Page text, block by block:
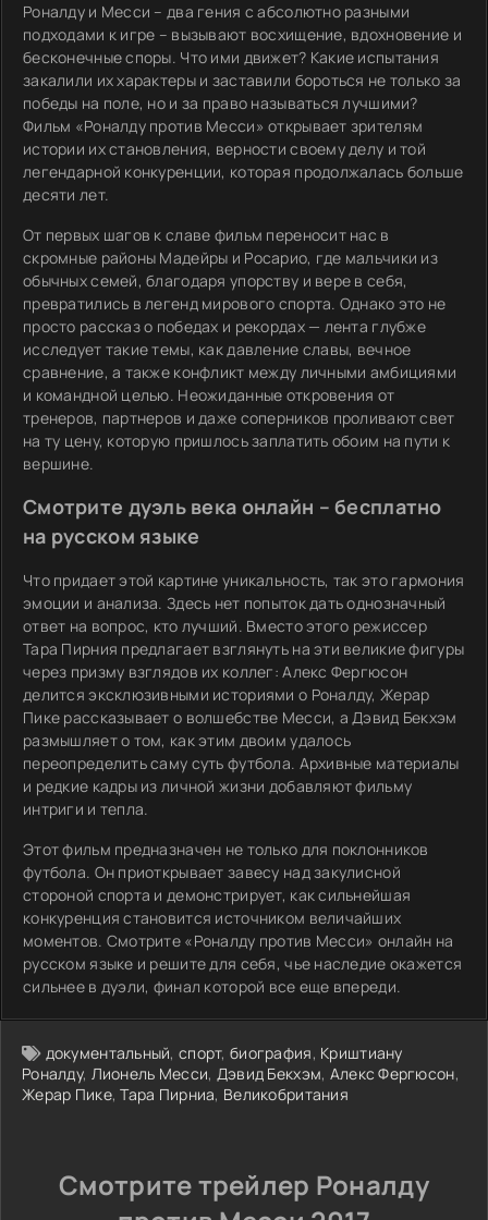
Роналду и Месси – два гения с абсолютно разными
подходами к игре – вызывают восхищение, вдохновение и
бесконечные споры. Что ими движет? Какие испытания
закалили их характеры и заставили бороться не только за
победы на поле, но и за право называться лучшими?
Фильм «Роналду против Месси» открывает зрителям
истории их становления, верности своему делу и той
легендарной конкуренции, которая продолжалась больше
десяти лет.
От первых шагов к славе фильм переносит нас в
скромные районы Мадейры и Росарио, где мальчики из
обычных семей, благодаря упорству и вере в себя,
превратились в легенд мирового спорта. Однако это не
просто рассказ о победах и рекордах — лента глубже
исследует такие темы, как давление славы, вечное
сравнение, а также конфликт между личными амбициями
и командной целью. Неожиданные откровения от
тренеров, партнеров и даже соперников проливают свет
на ту цену, которую пришлось заплатить обоим на пути к
вершине.
Смотрите дуэль века онлайн – бесплатно
на русском языке
Что придает этой картине уникальность, так это гармония
эмоции и анализа. Здесь нет попыток дать однозначный
ответ на вопрос, кто лучший. Вместо этого режиссер
Тара Пирния предлагает взглянуть на эти великие фигуры
через призму взглядов их коллег: Алекс Фергюсон
делится эксклюзивными историями о Роналду, Жерар
Пике рассказывает о волшебстве Месси, а Дэвид Бекхэм
размышляет о том, как этим двоим удалось
переопределить саму суть футбола. Архивные материалы
и редкие кадры из личной жизни добавляют фильму
интриги и тепла.
Этот фильм предназначен не только для поклонников
футбола. Он приоткрывает завесу над закулисной
стороной спорта и демонстрирует, как сильнейшая
конкуренция становится источником величайших
моментов. Смотрите «Роналду против Месси» онлайн на
русском языке и решите для себя, чье наследие окажется
сильнее в дуэли, финал которой все еще впереди.
документальный,спорт,биография, Криштиану
Роналду, Лионель Месси, Дэвид Бекхэм, Алекс Фергюсон,
Жерар Пике,Тара Пирниа, Великобритания
Смотрите трейлер Роналду